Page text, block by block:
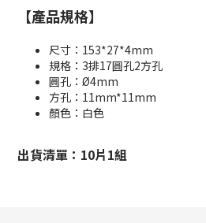
【產品規格】
尺寸：153*27*4mm
規格：3排17圓孔2方孔
圓孔：Ø4mm
方孔：11mm*11mm
顏色：白色
出貨清單：10片1組